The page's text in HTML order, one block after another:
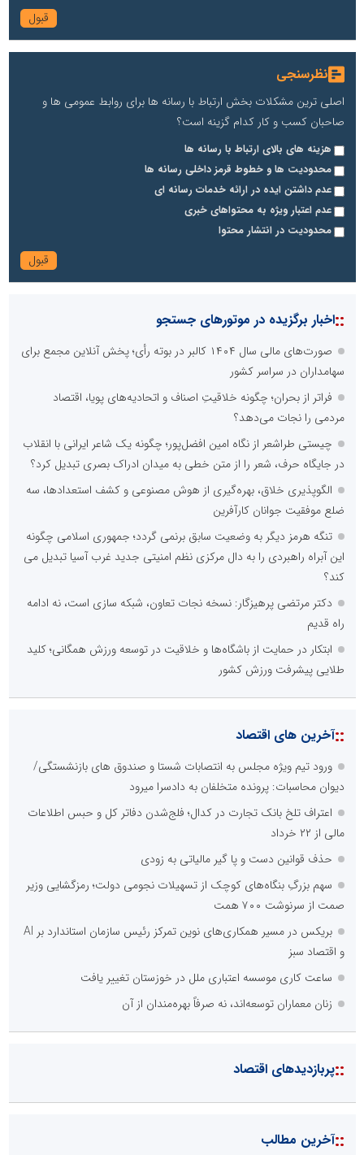
نظرسنجی
اصلی ترین مشکلات بخش ارتباط با رسانه ها برای روابط عمومی ها و
صاحبان کسب و کار کدام گزینه است؟
هزینه های بالای ارتباط با رسانه ها
محدودیت ها و خطوط قرمز داخلی رسانه ها
عدم داشتن ایده در ارائه خدمات رسانه ای
عدم اعتبار ویژه به محتواهای خبری
محدودیت در انتشار محتوا
::اخبار برگزیده در موتورهای جستجو
صورت‌های مالی سال ۱۴۰۴ کالبر در بوته رأی؛ پخش آنلاین مجمع برای
سهامداران در سراسر کشور
فراتر از بحران؛ چگونه خلاقیتِ اصناف و اتحادیه‌های پویا، اقتصاد
مردمی را نجات می‌دهد؟
چیستی طراشعر از نگاه امین افضل‌پور؛ چگونه یک شاعر ایرانی با انقلاب
در جایگاه حرف، شعر را از متن خطی به میدان ادراک بصری تبدیل کرد؟
الگوپذیری خلاق، بهره‌گیری از هوش مصنوعی و کشف استعدادها، سه
ضلع موفقیت جوانان کارآفرین
تنگه هرمز دیگر به وضعیت سابق برنمی گردد؛ جمهوری اسلامی چگونه
این آبراه راهبردی را به دال مرکزی نظم امنیتی جدید غرب آسیا تبدیل می
کند؟
دکتر مرتضی پرهیزگار: نسخه نجات تعاون، شبکه سازی است، نه ادامه
راه قدیم
ابتکار در حمایت از باشگاه‌ها و خلاقیت در توسعه ورزش همگانی؛ کلید
طلایی پیشرفت ورزش کشور
::آخرین های اقتصاد
ورود تیم ویژه مجلس به انتصابات شستا و صندوق های بازنشستگی/
دیوان محاسبات: پرونده متخلفان به دادسرا میرود
اعتراف تلخ بانک تجارت در کدال؛ فلج‌شدن دفاتر کل و حبس اطلاعات
مالی از ۲۲ خرداد
حذف قوانین دست و پا گیر مالیاتی به زودی
سهم بزرگِ بنگاه‌های کوچک از تسهیلات نجومی دولت؛ رمزگشایی وزیر
صمت از سرنوشت ۷۰۰ همت
بریکس در مسیر همکاری‌های نوین تمرکز رئیس سازمان استاندارد بر AI
و اقتصاد سبز
ساعت کاری موسسه اعتباری ملل در خوزستان تغییر یافت
زنان معماران توسعه‌اند، نه صرفاً بهره‌مندان از آن
::پربازدیدهای اقتصاد
::آخرین مطالب